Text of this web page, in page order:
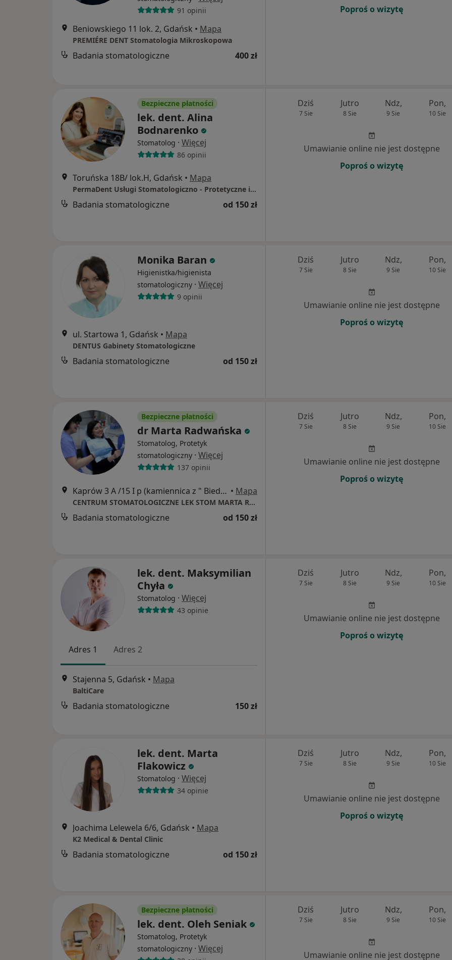
91 opinii
Beniowskiego 11 lok. 2, Gdańsk • Mapa
PREMIÉRE DENT Stomatologia Mikroskopowa
Badania stomatologiczne 400 zł
Poproś o wizytę
Bezpieczne płatności
lek. dent. Alina
Bodnarenko
Stomatolog · Więcej
86 opinii
Toruńska 18B/ lok.H, Gdańsk • Mapa
PermaDent Usługi Stomatologiczno - Protetyczne i Implantologiczne
Badania stomatologiczne od 150 zł
Dziś
7 Sie
Jutro
8 Sie
Ndz,
9 Sie
Pon,
10 Sie
Umawianie online nie jest dostępne
Poproś o wizytę
Monika Baran
Higienistka/higienista
stomatologiczny · Więcej
9 opinii
ul. Startowa 1, Gdańsk • Mapa
DENTUS Gabinety Stomatologiczne
Badania stomatologiczne od 150 zł
Dziś
7 Sie
Jutro
8 Sie
Ndz,
9 Sie
Pon,
10 Sie
Umawianie online nie jest dostępne
Poproś o wizytę
Bezpieczne płatności
dr Marta Radwańska
Stomatolog, Protetyk
stomatologiczny · Więcej
137 opinii
Kaprów 3 A /15 I p (kamiennica z " Biedronką"), Gdańsk • Mapa
CENTRUM STOMATOLOGICZNE LEK STOM MARTA RADWAŃSKA
Badania stomatologiczne od 150 zł
Dziś
7 Sie
Jutro
8 Sie
Ndz,
9 Sie
Pon,
10 Sie
Umawianie online nie jest dostępne
Poproś o wizytę
lek. dent. Maksymilian
Chyła
Stomatolog · Więcej
43 opinie
Adres 1 Adres 2
Stajenna 5, Gdańsk • Mapa
BaltiCare
Badania stomatologiczne 150 zł
Dziś
7 Sie
Jutro
8 Sie
Ndz,
9 Sie
Pon,
10 Sie
Umawianie online nie jest dostępne
Poproś o wizytę
lek. dent. Marta
Flakowicz
Stomatolog · Więcej
34 opinie
Joachima Lelewela 6/6, Gdańsk • Mapa
K2 Medical & Dental Clinic
Badania stomatologiczne od 150 zł
Dziś
7 Sie
Jutro
8 Sie
Ndz,
9 Sie
Pon,
10 Sie
Umawianie online nie jest dostępne
Poproś o wizytę
Bezpieczne płatności
lek. dent. Oleh Seniak
Stomatolog, Protetyk
stomatologiczny · Więcej
Dziś
7 Sie
Jutro
8 Sie
Ndz,
9 Sie
Pon,
10 Sie
Umawianie online nie jest dostępne